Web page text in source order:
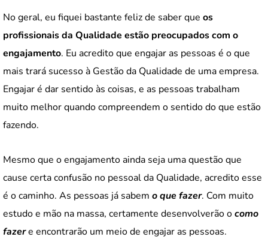
No geral, eu fiquei bastante feliz de saber que os
profissionais da Qualidade estão preocupados com o
engajamento. Eu acredito que engajar as pessoas é o que
mais trará sucesso à Gestão da Qualidade de uma empresa.
Engajar é dar sentido às coisas, e as pessoas trabalham
muito melhor quando compreendem o sentido do que estão
fazendo.
Mesmo que o engajamento ainda seja uma questão que
cause certa confusão no pessoal da Qualidade, acredito esse
é o caminho. As pessoas já sabem o que fazer. Com muito
estudo e mão na massa, certamente desenvolverão ocomo
fazere encontrarão um meio de engajar as pessoas.